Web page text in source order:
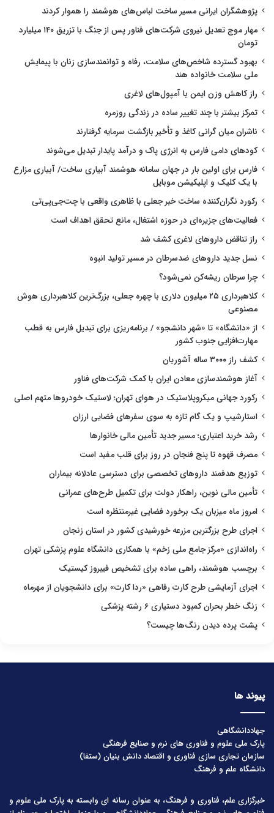
پژوهشگران ایرانی مسیر ساخت لباس‌های هوشمند را هموار کردند
مهار موج تعدیل نیروی شرکت‌های فناور پس از جنگ با تزریق ۱۴۰ میلیارد
تومان
بهبود گسترده شاخص‌های سلامت، رفاه و توانمندسازی زنان با پیمایش
ملی سلامت خانواده هند
راز کاهش وزن ایمن با آمپول‌های لاغری
تمرکز بیشتر با چند تغییر ساده در زندگی روزمره
ناشران میان گرانی کاغذ و تأخیر بازگشت سرمایه گرفتارند
کودهای دامی فارس به انرژی پاک و درآمد پایدار تبدیل می‌شوند
فارس برای اولین بار در جهان سامانه هوشمند آبیاری ساخت/ آبیاری مزارع
با یک کلیک و اپلیکیشن موبایل
رکورد نگران‌کننده ساخت خبر جعلی با ظاهری واقعی با چت‌جی‌پی‌تی
فعالیت‌های جزیره‌ای در حوزه اشتغال، مانع تحقق اهداف است
راز تناقض داروهای لاغری کشف شد
نسل جدید داروهای ضدسرطان در مسیر تولید انبوه
چرا سرطان ریشه‌کن نمی‌شود؟
کلاهبرداری ۲۵ میلیون دلاری با چهره جعلی، بزرگ‌ترین کلاهبرداری هوش
مصنوعی
از «دانشگاه» تا «شهر دانشجو» / برنامه‌ریزی برای تبدیل فارس به قطب
مهارت‌افزایی جنوب کشور
کشف راز ۳۰۰۰ ساله آشوریان
آغاز هوشمندسازی معادن ایران با کمک شرکت‌های فناور
رکورد جهانی میکروپلاستیک در هوای تهران؛ لاستیک خودروها متهم اصلی
استارشیپ و یک گام تازه به سوی سفرهای فضایی ارزان
رشد خرید اعتباری؛ مسیر جدید تأمین مالی خانوارها
مصرف قهوه تا پنج فنجان در روز برای قلب مفید است
توزیع هدفمند داروهای تخصصی برای دسترسی عادلانه بیماران
تأمین مالی نوین، راهکار دولت برای تکمیل طرح‌های عمرانی
امروز ماه میزبان یک برخورد فضایی غیرمنتظره است
اجرای طرح بزرگترین مزرعه خورشیدی کشور در استان زنجان
راه‌اندازی «مرکز جامع ملی زخم» با همکاری دانشگاه علوم پزشکی تهران
برچسب هوشمند، راهی ساده برای تشخیص فیبروز کیستیک
اجرای آزمایشی طرح کارت رفاهی «ردا کارت» برای دانشجویان از مهرماه
زنگ خطر بحران کمبود دستیاری ۶ رشته پزشکی
پشت پرده دیدن رنگ‌ها چیست؟
پیوند ها
جهاددانشگاهی
پارک ملی علوم و فناوری های نرم و صنایع فرهنگی
سازمان تجاری سازی فناوری و اقتصاد دانش بنیان (ستفا)
دانشگاه علم و فرهنگ
خبرگزاری علم، فناوری و فرهنگ، به عنوان رسانه ای وابسته به پارک ملی علوم و